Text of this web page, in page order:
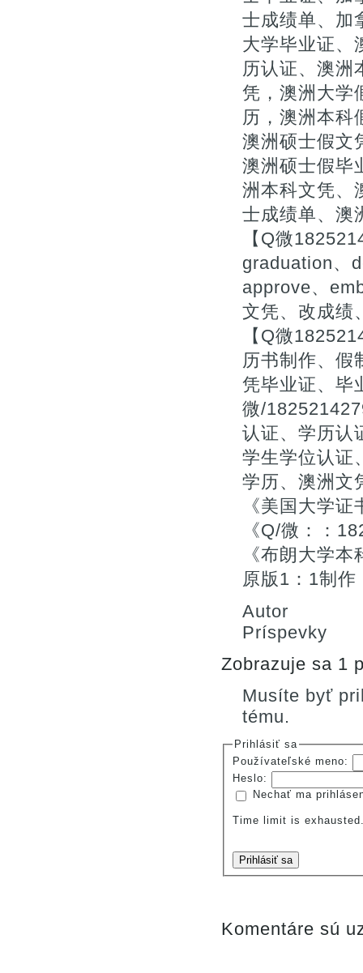
士成绩单、加
大学毕业证、
历认证、澳洲
凭，澳洲大学
历，澳洲本科
澳洲硕士假文
澳洲硕士假毕
洲本科文凭、
士成绩单、澳
【Q微
graduation、
approve、
文凭、改成绩
【Q微
历书制作、假
凭毕业证、毕
微/
认证、学历认
学生学位认证
学历、澳洲文
《美国大学
《Q/微：：
《布朗大学
原版1：1制作
Autor
Príspevky
Zobrazuje sa 1
Musíte byť
tému.
Prihlásiť sa
Používateľské meno:
Heslo:
Nechať ma
Time limit is
Prihlásiť sa
Komentáre sú